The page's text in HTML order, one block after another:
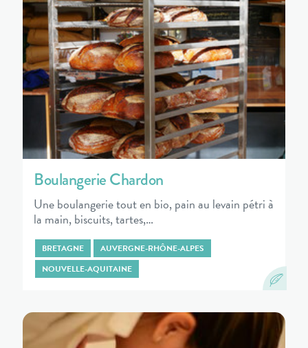
Boulangerie Chardon
Une boulangerie tout en bio, pain au levain pétri à
la main, biscuits, tartes,…
BRETAGNE
AUVERGNE-RHÔNE-ALPES
NOUVELLE-AQUITAINE